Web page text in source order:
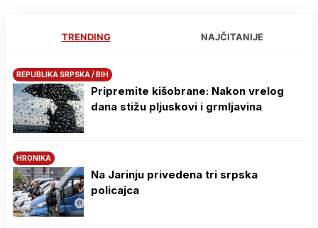
TRENDING NAJČITANIJE
REPUBLIKA SRPSKA / BIH
Pripremite kišobrane: Nakon vrelog
dana stižu pljuskovi i grmljavina
HRONIKA
Na Јarinju privedena tri srpska
policajca